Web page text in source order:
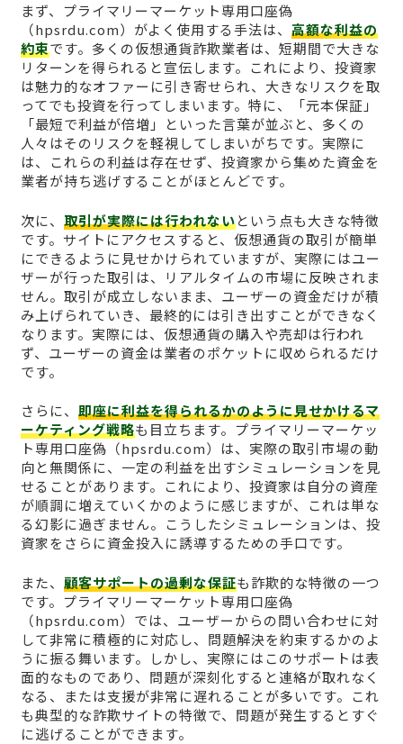
まず、プライマリーマーケット専用口座偽
（hpsrdu.com）がよく使用する手法は、 高額な利益の
約束です。多くの仮想通貨詐欺業者は、短期間で大きな
リターンを得られると宣伝します。これにより、投資家
は魅力的なオファーに引き寄せられ、大きなリスクを取
ってでも投資を行ってしまいます。特に、「元本保証」
「最短で利益が倍増」といった言葉が並ぶと、多くの
人々はそのリスクを軽視してしまいがちです。実際に
は、これらの利益は存在せず、投資家から集めた資金を
業者が持ち逃げすることがほとんどです。
次に、 取引が実際には行われないという点も大きな特徴
です。サイトにアクセスすると、仮想通貨の取引が簡単
にできるように見せかけられていますが、実際にはユー
ザーが行った取引は、リアルタイムの市場に反映されま
せん。取引が成立しないまま、ユーザーの資金だけが積
み上げられていき、最終的には引き出すことができなく
なります。実際には、仮想通貨の購入や売却は行われ
ず、ユーザーの資金は業者のポケットに収められるだけ
です。
さらに、 即座に利益を得られるかのように見せかけるマ
ーケティング戦略も目立ちます。プライマリーマーケッ
ト専用口座偽（hpsrdu.com）は、実際の取引市場の動
向と無関係に、一定の利益を出すシミュレーションを見
せることがあります。これにより、投資家は自分の資産
が順調に増えていくかのように感じますが、これは単な
る幻影に過ぎません。こうしたシミュレーションは、投
資家をさらに資金投入に誘導するための手口です。
また、 顧客サポートの過剰な保証も詐欺的な特徴の一つ
です。プライマリーマーケット専用口座偽
（hpsrdu.com）では、ユーザーからの問い合わせに対
して非常に積極的に対応し、問題解決を約束するかのよ
うに振る舞います。しかし、実際にはこのサポートは表
面的なものであり、問題が深刻化すると連絡が取れなく
なる、または支援が非常に遅れることが多いです。これ
も典型的な詐欺サイトの特徴で、問題が発生するとすぐ
に逃げることができます。